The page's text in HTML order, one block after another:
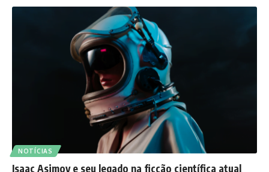
NOTÍCIAS
Isaac Asimov e seu legado na ficção científica atual